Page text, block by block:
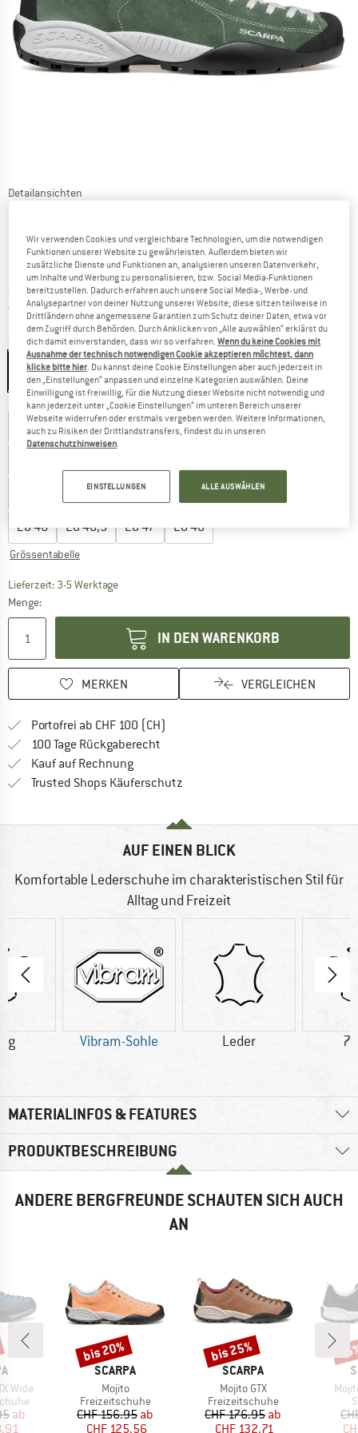
Detailansichten
Preis:
CHF156.95 inkl. MwSt., zollfreie Lieferung
Versandkostenfrei (CH)Schweiz. Informationen zu den
Farbe:Forest
Grösse wählen:
EU37 EU37,5 EU38 EU38,5 EU39 EU39,5
43,5 EU44 44,5 EU45
EU46 EU46,5 EU47 EU48
Grössentabelle
Lieferzeit: 3-5 WerktageDer Link öffnet sich in einer Infobox und
Menge:
IN DEN WARENKORB
MERKEN VERGLEICHEN
Portofrei ab CHF 100 (CH)
100 Tage Rückgaberecht
Kauf auf RechnungFinde die Zahlungs-Infos hier! Öffnet
Trusted Shops Käuferschutz
AUF EINEN BLICK
Komfortable Lederschuhe im charakteristischen Stil für
Alltag und Freizeit
g Vibram-Sohle Leder
MATERIALINFOS & FEATURES
PRODUKTBESCHREIBUNG
ANDERE BERGFREUNDE SCHAUTEN SICH AUCH
AN
Wide
Preis
ab
MARKE
SCARPA
Artikel
Mojito
Produktgruppe
Freizeitschuhe
Preis
CHF 156.95reduzierter Preis
ab
CHF 125.56
Rabatt
bis 20%
MARKE
SCARPA
Artikel
Mojito GTX
Produktgruppe
Freizeitschuhe
Preis
CHF 176.95reduzierter Preis
ab
CHF 132.71
Rabatt
bis 25%
Wir verwenden Cookies und vergleichbare Technologien, um die notwendigen
Funktionen unserer Website zu gewährleisten. Außerdem bieten wir
zusätzliche Dienste und Funktionen an, analysieren unseren Datenverkehr,
um Inhalte und Werbung zu personalisieren, bzw. Social Media-Funktionen
bereitzustellen. Dadurch erfahren auch unsere Social Media-, Werbe- und
Analysepartner von deiner Nutzung unserer Website; diese sitzen teilweise in
Drittländern ohne angemessene Garantien zum Schutz deiner Daten, etwa vor
dem Zugriff durch Behörden. Durch Anklicken von „Alle auswählen“ erklärst du
dich damit einverstanden, dass wir so verfahren.Wenn du keine Cookies mit
Ausnahme der technisch notwendigen Cookie akzeptieren möchtest, dann
klicke bitte hier . Du kannst deine Cookie Einstellungen aber auch jederzeit in
den „Einstellungen“ anpassen und einzelne Kategorien auswählen. Deine
Einwilligung ist freiwillig, für die Nutzung dieser Website nicht notwendig und
kann jederzeit unter „Cookie Einstellungen“ im unteren Bereich unserer
Webseite widerrufen oder erstmals vergeben werden. Weitere Informationen,
auch zu Risiken der Drittlandstransfers, findest du in unseren
Datenschutzhinweisen
EINSTELLUNGEN ALLE AUSWÄHLEN